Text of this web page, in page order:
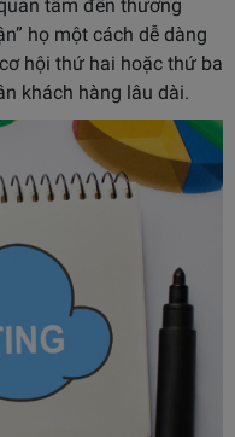
tâm đến thương
họ một cách dễ dàng
hội thứ hai hoặc thứ ba
khách hàng lâu dài.